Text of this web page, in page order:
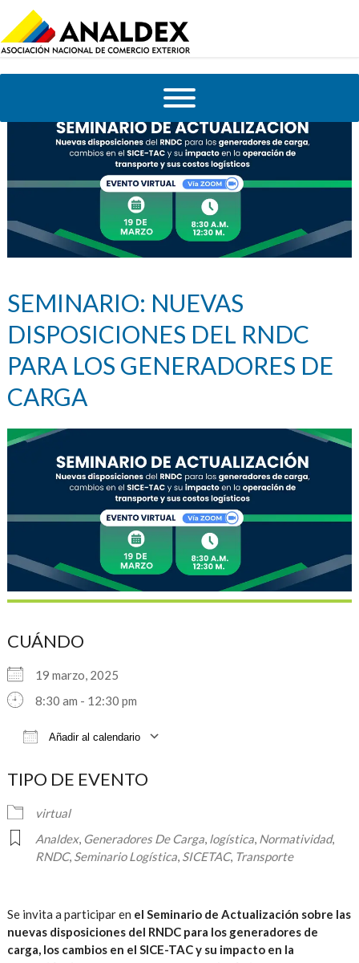
SEMINARIO: NUEVAS
DISPOSICIONES DEL RNDC
PARA LOS GENERADORES DE
CARGA
CUÁNDO
19 marzo, 2025
8:30 am - 12:30 pm
Añadir al calendario
TIPO DE EVENTO
virtual
Analdex, Generadores De Carga, logística, Normatividad,
RNDC, Seminario Logística, SICETAC, Transporte
Se invita a participar en el Seminario de Actualización sobre las
nuevas disposiciones del RNDC para los generadores de
carga, los cambios en el SICE-TAC y su impacto en la